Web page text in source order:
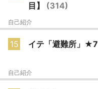
目】 (314)
自己紹介
15 イテ「避難所」★7
自己紹介